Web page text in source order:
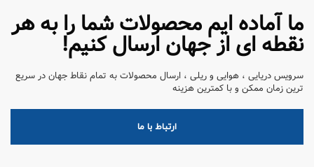
ما آماده ایم محصولات شما را به هر
نقطه ای از جهان ارسال کنیم!
سرویس دریایی ، هوایی و ریلی ، ارسال محصولات به تمام نقاط جهان در سریع
ترین زمان ممکن و با کمترین هزینه
ارتباط با ما